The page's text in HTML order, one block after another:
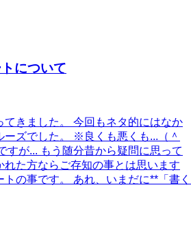
について
てきました。 今回もネタ的にはなか
ーズでした。 ※良くも悪くも...（＾
すが... もう随分昔から疑問に思って
れた方ならご存知の事とは思います
の事です。 あれ、いまだに**「書く